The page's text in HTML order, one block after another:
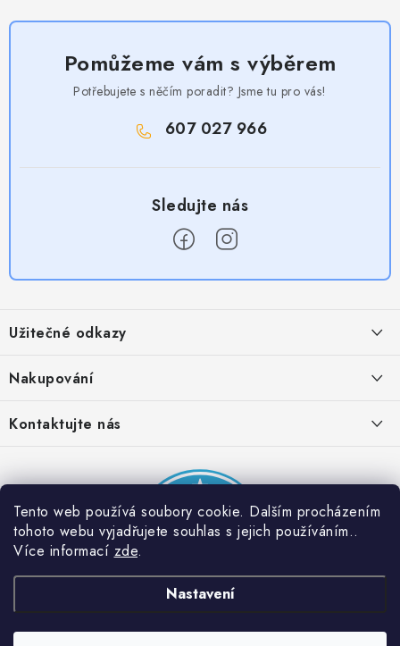
Tento web používá soubory cookie. Dalším procházením
tohoto webu vyjadřujete souhlas s jejich používáním..
Více informací zde.
Nastavení
Pomůžeme vám s výběrem
Potřebujete s něčím poradit? Jsme tu pro vás!
607 027 966
p
a
Užitečné odkazy
Provizní systém
Partner stránek: Super plecháček
Nakupování
Podmínky akce 2 + 1 zdarma
Kontaktujte nás